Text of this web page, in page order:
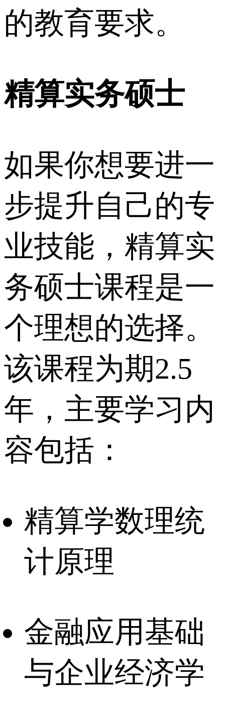
的教育要求。
精算实务硕士
如果你想要进一
步提升自己的专
业技能，精算实
务硕士课程是一
个理想的选择。
该课程为期2.5
年，主要学习内
容包括：
精算学数理统
计原理
金融应用基础
与企业经济学